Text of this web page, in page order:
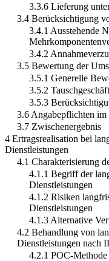
3.3.6 Lieferung
3.4 Berücksichtigung
3.4.1 Ausstehende
3.4.2
3.5 Bewertung der
3.5.1 Generelle
3.5.2
3.5.3
3.6 Angabepflichten
3.7 Zwischenergebnis
4 Ertragsrealisation bei
Dienstleistungen
4.1 Charakterisierung
4.1.1 Begriff der
Dienstleistungen
4.1.2 Risiken
Dienstleistungen
4.1.3 Alternative
4.2 Behandlung von
Dienstleistungen nach
4.2.1 POC-